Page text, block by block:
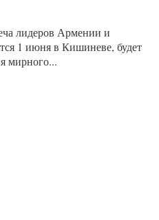
лидеров Армении и
1 июня в Кишиневе, будет
мирного...